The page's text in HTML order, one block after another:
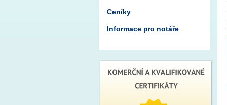
Ceníky
Informace pro notáře